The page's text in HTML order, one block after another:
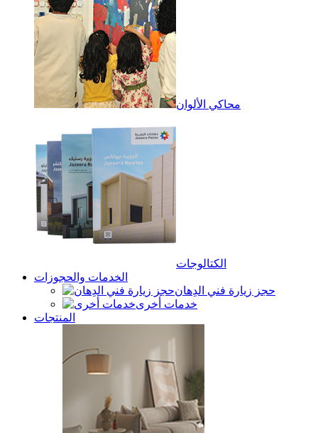
محاكي الألوان
الكتالوجات
الخدمات والحجوزات
حجز زيارة فني الدِهان
خدمات أخرى
المنتجات